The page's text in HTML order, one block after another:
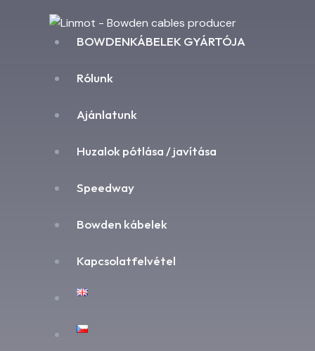
BOWDENKÁBELEK GYÁRTÓJA
Rólunk
Ajánlatunk
Huzalok pótlása / javítása
Speedway
Bowden kábelek
Kapcsolatfelvétel